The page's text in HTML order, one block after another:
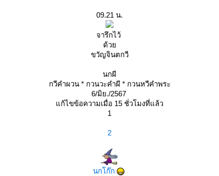
09.21 น.
จารึกไว้
ด้ว
ขวัญจินตกวี
นกผี
กวีคำผวน * กวนวะคำผี * กวนหวีคำพระ
6/มิย./2567
ก้ไขข้อความเมื่อ 15 ชั่วโมงที่แล้ว
1
2
นกโก๊ก